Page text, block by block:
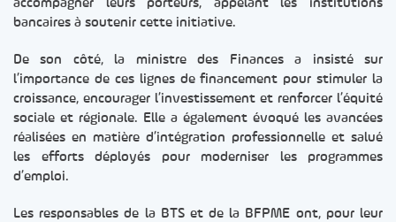
accompagner leurs porteurs, appelant les institutions
bancaires à soutenir cette initiative.
De son côté, la ministre des Finances a insisté sur
l’importance de ces lignes de financement pour stimuler la
croissance, encourager l’investissement et renforcer l’équité
sociale et régionale. Elle a également évoqué les avancées
réalisées en matière d’intégration professionnelle et salué
les efforts déployés pour moderniser les programmes
d’emploi.
Les responsables de la BTS et de la BFPME ont, pour leur